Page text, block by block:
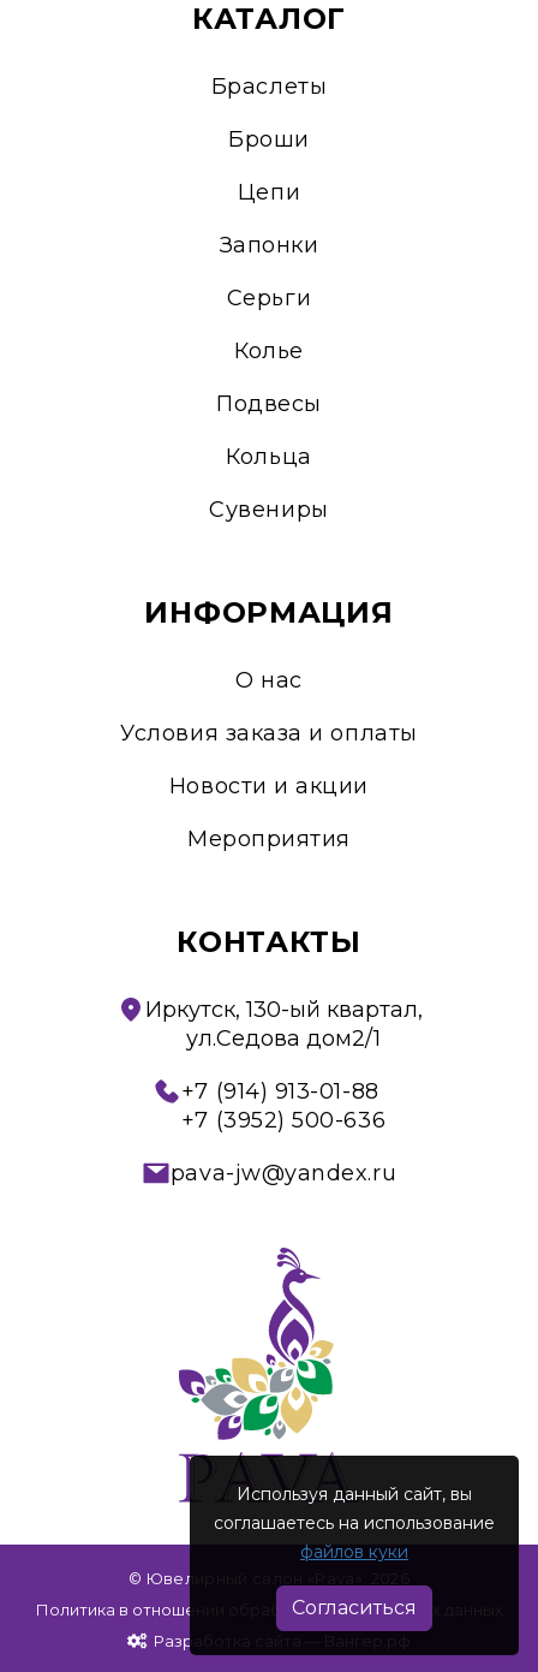
Используя данный сайт, вы
соглашаетесь на использование
файлов куки
Согласиться
КАТАЛОГ
Браслеты
Броши
Цепи
Запонки
Серьги
Колье
Подвесы
Кольца
Сувениры
ИНФОРМАЦИЯ
О нас
Условия заказа и оплаты
Новости и акции
Мероприятия
КОНТАКТЫ
Иркутск, 130-ый квартал,
ул.Седова дом2/1
+7 (914) 913-01-88
+7 (3952) 500-636
pava-jw@yandex.ru
© Ювелирный салон «Pava», 2026
Политика в отношении обработки персональных данных
Разработка сайта — Вангер.рф